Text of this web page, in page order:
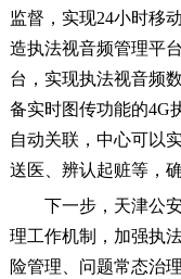
监督，实现24小时移
造执法视音频管理平
台，实现执法视音频
备实时图传功能的4G
自动关联，中心可以
送医、辨认起赃等，
下一步，天津公
理工作机制，加强执
险管理、问题常态治